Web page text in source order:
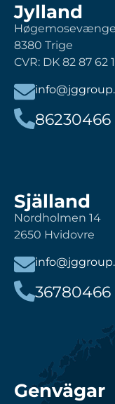
Jylland
8380 Trige
CVR: DK 82 87 62
86230466
Själland
Nordholmen 14
2650 Hvidovre
36780466
Genvägar